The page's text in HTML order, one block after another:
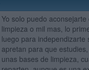
Yo solo puedo
limpieza o mil mas, lo
luego para
apretan para que
unas bases de limpieza,